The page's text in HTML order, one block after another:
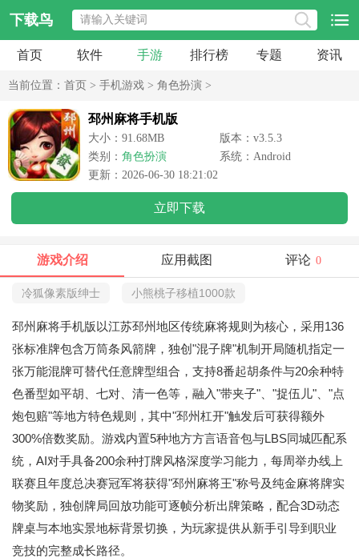
下载鸟
首页 软件 手游 排行榜 专题 资讯
当前位置： 首页 > 手机游戏 > 角色扮演 >
邳州麻将手机版
大小：91.68MB
版本：v3.5.3
类别： 角色扮演
系统：Android
更新：2026-06-30 18:21:02
立即下载
游戏介绍 应用截图 评论 0
冷狐像素版绅士 小熊桃子移植1000款
邳州麻将手机版以江苏邳州地区传统麻将规则为核心，采用136
张标准牌包含万筒条风箭牌，独创"混子牌"机制开局随机指定一
张万能混牌可替代任意牌型组合，支持8番起胡条件与20余种特
色番型如平胡、七对、清一色等，融入"带夹子"、"捉伍儿"、"点
炮包赔"等地方特色规则，其中"邳州杠开"触发后可获得额外
300%倍数奖励。游戏内置5种地方方言语音包与LBS同城匹配系
统，AI对手具备200余种打牌风格深度学习能力，每周举办线上
联赛且年度总决赛冠军将获得"邳州麻将王"称号及纯金麻将牌实
物奖励，独创牌局回放功能可逐帧分析出牌策略，配合3D动态
牌桌与本地实景地标背景切换，为玩家提供从新手引导到职业
竞技的完整成长路径。